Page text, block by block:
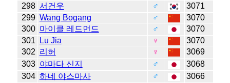
298 서건우 ♂
3071
299 Wang Bogang ♂
3070
300 마이클 레드먼드 ♂
3070
301
Lu Jia ♀
3070
302 리허 ♀
3069
303 야마다 신지 ♂
3068
304 하네 야스마사 ♂
3066